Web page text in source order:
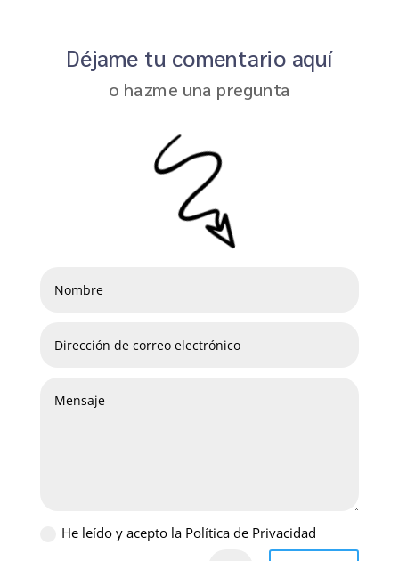
Déjame tu comentario aquí
o hazme una pregunta
He leído y acepto la Política de Privacidad